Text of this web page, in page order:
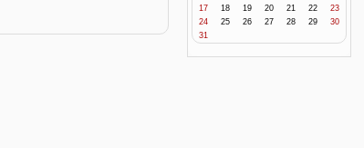
17
18 19 20 21 22
23
24
25 26 27 28 29
30
31